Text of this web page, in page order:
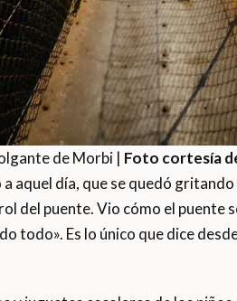
de Morbi | Foto cortesía
aquel día, que se quedó
del puente. Vio cómo el puente
todo». Es lo único que dice